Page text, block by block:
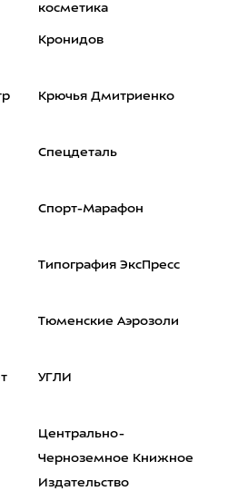
косметика
Кронидов
Крючья Дмитриенко
Спецдеталь
Спорт-Марафон
Типография ЭксПресс
Тюменские Аэрозоли
УГЛИ
Центрально-
Черноземное Книжное
Издательство